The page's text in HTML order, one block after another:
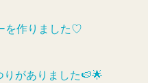
を作りました♡
がありました🍉🌟